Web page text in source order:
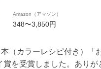
Amazon（アマゾン）
348〜3,850円
（カラーレシピ付き）「
を受賞しました。ありが